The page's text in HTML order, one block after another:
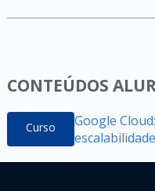
CONTEÚDOS
Curso
Google